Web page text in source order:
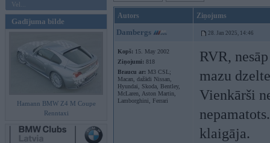
Vel...
Gadījuma bilde
Hamann BMW Z4 M Coupe
Renntaxi
Autors Ziņojums
Dambergs 28. Jan 2025, 14:46
Kopš: 15. May 2002
Ziņojumi: 818
Braucu ar: M3 CSL;
Macan, dažādi Nissan,
Hyundai, Skoda, Bentley,
McLaren, Aston Martin,
Lamborghini, Ferrari
RVR,
mazu
Vienkārši
klaigāja.